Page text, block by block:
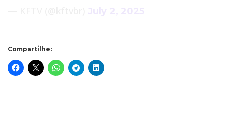
Compartilhe: